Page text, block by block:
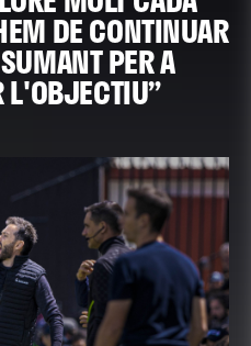
DE CONTINUAR
PER A
L'OBJECTIU”